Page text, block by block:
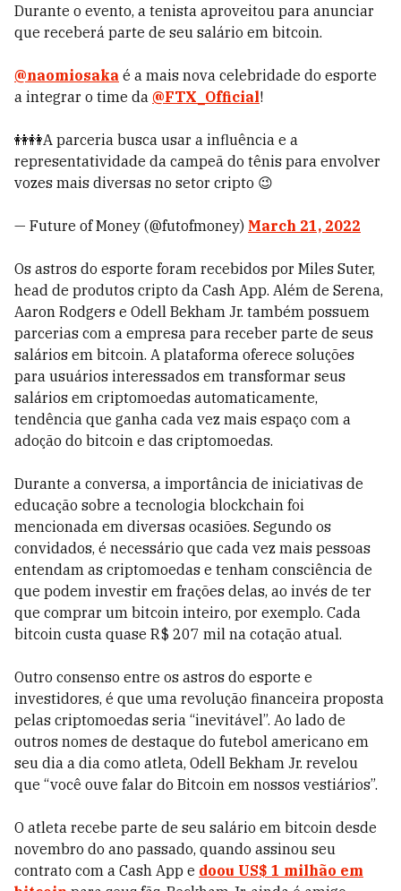
Durante o evento, a tenista aproveitou para anunciar
que receberá parte de seu salário em bitcoin.
@naomiosaka é a mais nova celebridade do esporte
a integrar o time da @FTX_Official!
👭👭A parceria busca usar a influência e a
representatividade da campeã do tênis para envolver
vozes mais diversas no setor cripto 😉
— Future of Money (@futofmoney) March 21, 2022
Os astros do esporte foram recebidos por Miles Suter,
head de produtos cripto da Cash App. Além de Serena,
Aaron Rodgers e Odell Bekham Jr. também possuem
parcerias com a empresa para receber parte de seus
salários em bitcoin. A plataforma oferece soluções
para usuários interessados em transformar seus
salários em criptomoedas automaticamente,
tendência que ganha cada vez mais espaço com a
adoção do bitcoin e das criptomoedas.
Durante a conversa, a importância de iniciativas de
educação sobre a tecnologia blockchain foi
mencionada em diversas ocasiões. Segundo os
convidados, é necessário que cada vez mais pessoas
entendam as criptomoedas e tenham consciência de
que podem investir em frações delas, ao invés de ter
que comprar um bitcoin inteiro, por exemplo. Cada
bitcoin custa quase R$ 207 mil na cotação atual.
Outro consenso entre os astros do esporte e
investidores, é que uma revolução financeira proposta
pelas criptomoedas seria “inevitável”. Ao lado de
outros nomes de destaque do futebol americano em
seu dia a dia como atleta, Odell Bekham Jr. revelou
que “você ouve falar do Bitcoin em nossos vestiários”.
O atleta recebe parte de seu salário em bitcoin desde
novembro do ano passado, quando assinou seu
contrato com a Cash App e doou US$ 1 milhão em